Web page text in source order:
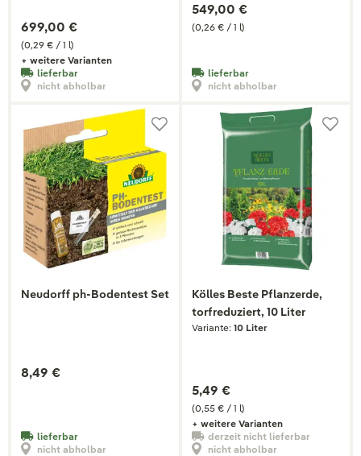
(0,29 € / 1 l)
699,00 €
+ weitere Varianten
lieferbar
nicht abholbar
(0,26 € / 1 l)
549,00 €
lieferbar
nicht abholbar
Neudorff ph-Bodentest Set
8,49 €
lieferbar
nicht abholbar
Kölles Beste Pflanzerde,
torfreduziert, 10 Liter
Variante: 10 Liter
(0,55 € / 1 l)
5,49 €
+ weitere Varianten
derzeit nicht lieferbar
nicht abholbar